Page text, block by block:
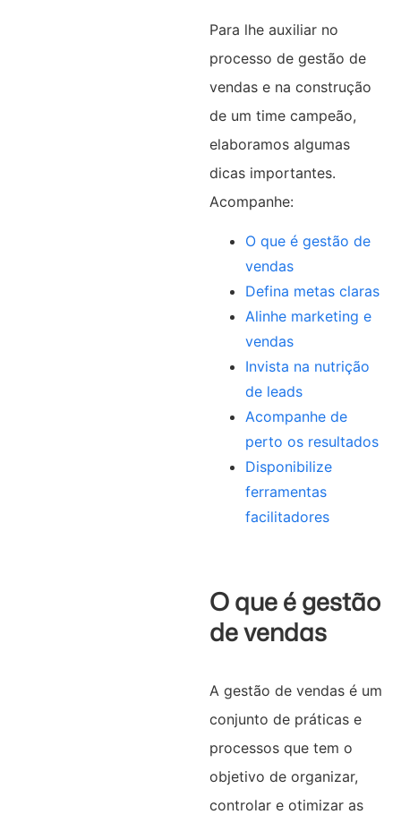
Para lhe auxiliar no
processo de gestão de
vendas e na construção
de um time campeão,
elaboramos algumas
dicas importantes.
Acompanhe:
O que é gestão de
vendas
Defina metas claras
Alinhe marketing e
vendas
Invista na nutrição
de leads
Acompanhe de
perto os resultados
Disponibilize
ferramentas
facilitadores
O que é gestão
de vendas
A gestão de vendas é um
conjunto de práticas e
processos que tem o
objetivo de organizar,
controlar e otimizar as